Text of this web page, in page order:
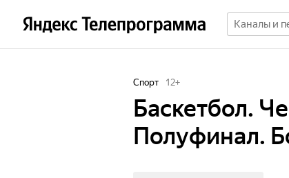
Спорт 12+
Баскетбол.
Полуфинал.